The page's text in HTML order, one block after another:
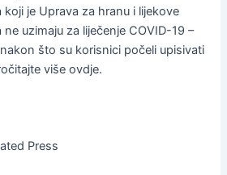
je Uprava za hranu i lijekove
uzimaju za liječenje COVID-19 –
što su korisnici počeli upisivati
više ovdje.
Press